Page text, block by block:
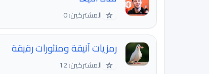
☆ المشتركين: 0
رمزيات آنيقة ومنثورات رقيقة
☆ المشتركين: 12